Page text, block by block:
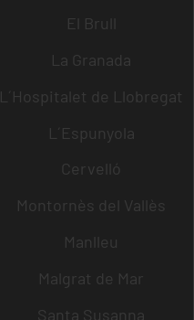
El Brull
La Granada
L´Hospitalet de Llobregat
L´Espunyola
Cervelló
Montornès del Vallès
Manlleu
Malgrat de Mar
Santa Susanna